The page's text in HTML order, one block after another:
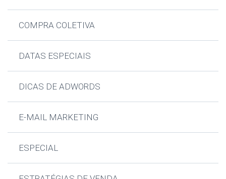
COMPRA COLETIVA
DATAS ESPECIAIS
DICAS DE ADWORDS
E-MAIL MARKETING
ESPECIAL